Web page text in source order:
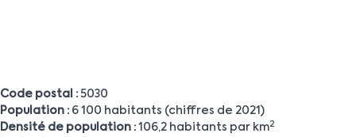
Code postal : 5030
Population : 6 100 habitants (chiffres de 2021)
Densité de population : 106,2 habitants par km2